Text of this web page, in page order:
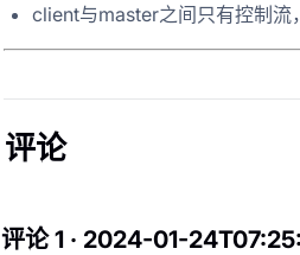
client与master之间只有控制
评论
评论 1 · 2024-01-